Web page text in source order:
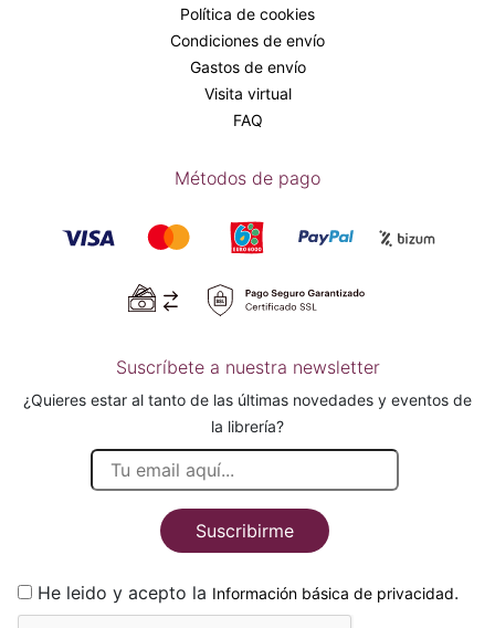
Política de cookies
Condiciones de envío
Gastos de envío
Visita virtual
FAQ
Métodos de pago
Suscríbete a nuestra newsletter
¿Quieres estar al tanto de las últimas novedades y eventos de
la librería?
Suscribirme
He leido y acepto la Información básica de privacidad.